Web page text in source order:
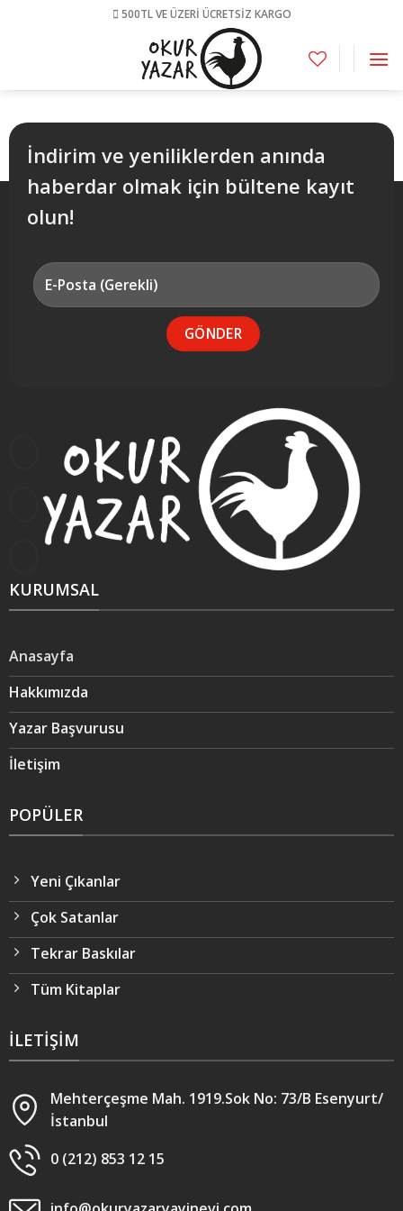
500TL VE ÜZERİ ÜCRETSİZ KARGO
İndirim ve yeniliklerden anında
haberdar olmak için bültene kayıt
olun!
KURUMSAL
Anasayfa
Hakkımızda
Yazar Başvurusu
İletişim
POPÜLER
Yeni Çıkanlar
Çok Satanlar
Tekrar Baskılar
Tüm Kitaplar
İLETIŞIM
Mehterçeşme Mah. 1919.Sok No: 73/B Esenyurt/
İstanbul
0 (212) 853 12 15